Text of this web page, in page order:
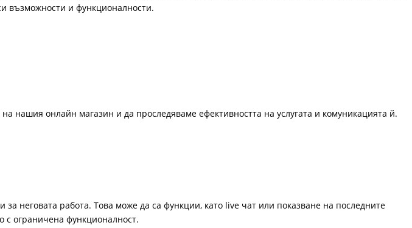
възможности и функционалности.
нашия онлайн магазин и да проследяваме ефективността на услугата и комуникацията й.
неговата работа. Това може да са функции, като live чат или показване на последните
с ограничена функционалност.